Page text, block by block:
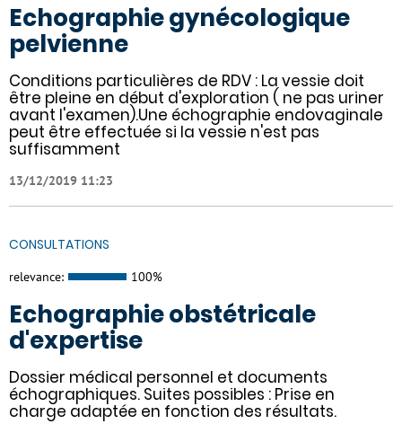
Echographie gynécologique
pelvienne
Conditions particulières de RDV : La vessie doit
être pleine en début d'exploration ( ne pas uriner
avant l'examen).Une échographie endovaginale
peut être effectuée si la vessie n'est pas
suffisamment
13/12/2019 11:23
CONSULTATIONS
relevance: 100%
Echographie obstétricale
d'expertise
Dossier médical personnel et documents
échographiques. Suites possibles : Prise en
charge adaptée en fonction des résultats.